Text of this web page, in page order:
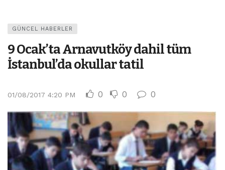
GÜNCEL HABERLER
9 Ocak’ta Arnavutköy dahil tüm
İstanbul’da okullar tatil
01/08/2017 4:20 PM 0 0 0